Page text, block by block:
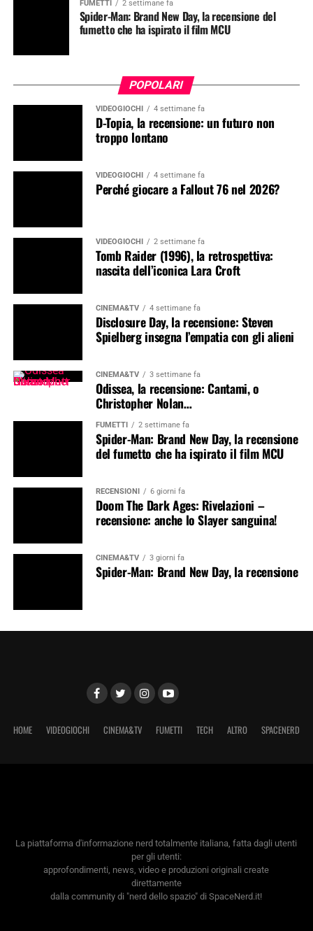
FUMETTI 2 settimane fa
Spider-Man: Brand New Day, la recensione del
fumetto che ha ispirato il film MCU
POPOLARI
VIDEOGIOCHI 4 settimane fa
D-Topia, la recensione: un futuro non
troppo lontano
VIDEOGIOCHI 4 settimane fa
Perché giocare a Fallout 76 nel 2026?
VIDEOGIOCHI 2 settimane fa
Tomb Raider (1996), la retrospettiva:
nascita dell’iconica Lara Croft
CINEMA&TV 4 settimane fa
Disclosure Day, la recensione: Steven
Spielberg insegna l’empatia con gli alieni
CINEMA&TV 3 settimane fa
Odissea, la recensione: Cantami, o
Christopher Nolan…
FUMETTI 2 settimane fa
Spider-Man: Brand New Day, la recensione
del fumetto che ha ispirato il film MCU
RECENSIONI 6 giorni fa
Doom The Dark Ages: Rivelazioni –
recensione: anche lo Slayer sanguina!
CINEMA&TV 3 giorni fa
Spider-Man: Brand New Day, la recensione
HOME VIDEOGIOCHI CINEMA&TV FUMETTI TECH ALTRO SPACENERD
La piattaforma d'informazione nerd totalmente italiana, fatta dagli utenti
per gli utenti:
approfondimenti, news, video e produzioni originali create
direttamente
dalla community di "nerd dello spazio" di SpaceNerd.it!